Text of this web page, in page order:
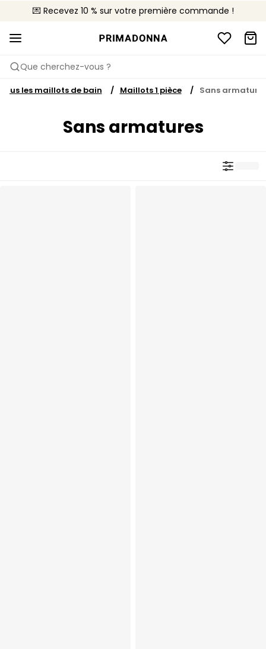
💌 Recevez 10 % sur votre première commande !
🚚 Livraison gratuite à partir de CHF 150
📦 Retours gratuits
Que cherchez-vous ?
les maillots de bain Maillots 1 pièce Sans
Sans armatures